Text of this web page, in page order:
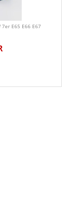
E65 E66 E67